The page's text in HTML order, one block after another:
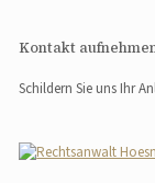
Kontakt
Schildern Sie uns Ihr